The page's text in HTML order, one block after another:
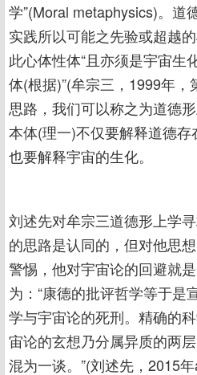
学”(Moral metaphysics)。道
实践所以可能之先验或超越
此心体性体“且亦须是宇宙生
体(根据)”(牟宗三，1999年
思路，我们可以称之为道德
本体(理一)不仅要解释道德存
也要解释宇宙的生化。
刘述先对牟宗三道德形上学
的思路是认同的，但对他思
警惕，他对宇宙论的回避就
为：“康德的批评哲学等于是
学与宇宙论的死刑。精确的
宙论的玄想乃分属异质的两
混为一谈。”(刘述先，2015